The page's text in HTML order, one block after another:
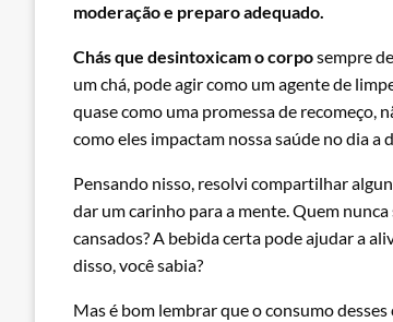
moderação e preparo adequado.
Chás que desintoxicam o corposempre
um chá, pode agir como um agente de
quase como uma promessa de recomeço,
como eles impactam nossa saúde no dia a
Pensando nisso, resolvi compartilhar
dar um carinho para a mente. Quem
cansados? A bebida certa pode ajudar a
disso, você sabia?
Mas é bom lembrar que o consumo